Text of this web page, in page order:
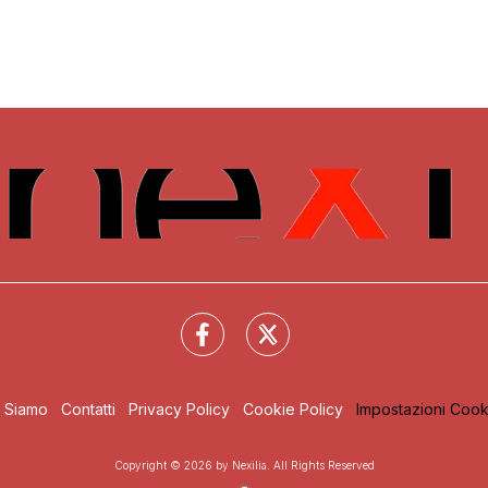
Siamo Contatti Privacy Policy Cookie Policy Impostazioni
Copyright © 2026 by Nexilia. All Rights Reserved